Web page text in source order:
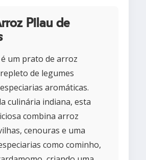
Pilau de
um prato de arroz
de legumes
aromáticas.
culinária indiana, esta
combina arroz
cenouras e uma
como cominho,